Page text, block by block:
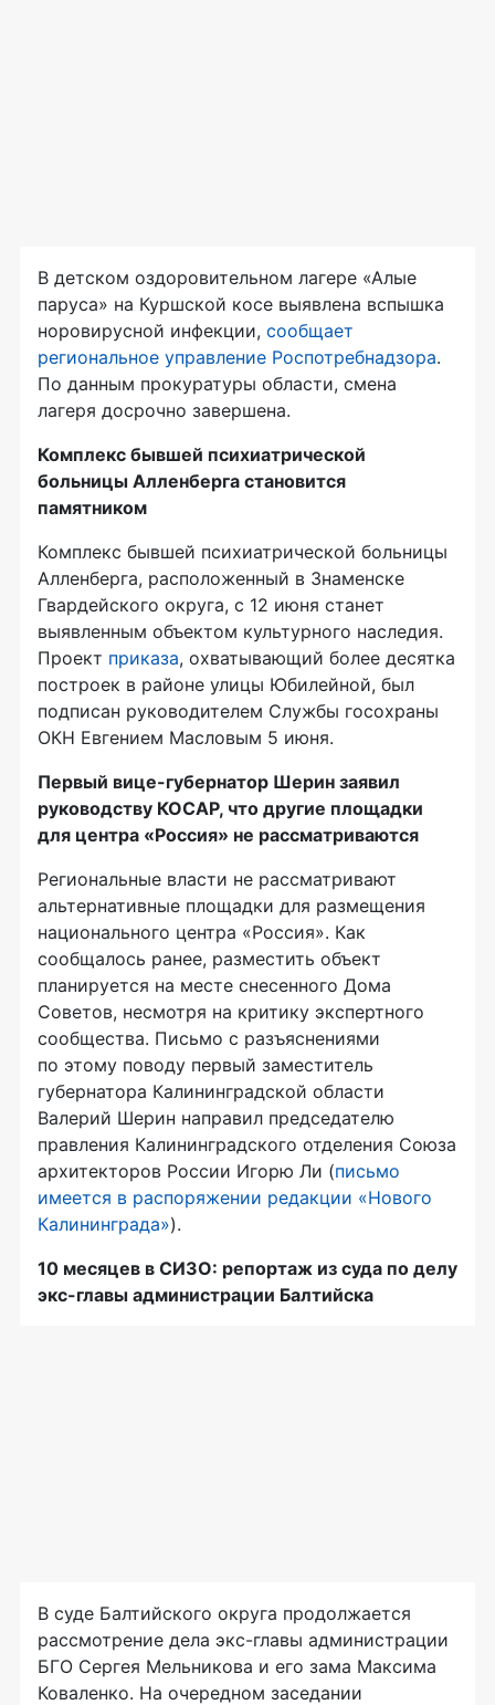
В детском оздоровительном лагере «Алые
паруса» на Куршской косе выявлена вспышка
норовирусной инфекции, сообщает
региональное управление Роспотребнадзора.
По данным прокуратуры области, смена
лагеря досрочно завершена.
Комплекс бывшей психиатрической
больницы Алленберга становится
памятником
Комплекс бывшей психиатрической больницы
Алленберга, расположенный в Знаменске
Гвардейского округа, с 12 июня станет
выявленным объектом культурного наследия.
Проект приказа, охватывающий более десятка
построек в районе улицы Юбилейной, был
подписан руководителем Службы госохраны
ОКН Евгением Масловым 5 июня.
Первый вице-губернатор Шерин заявил
руководству КОСАР, что другие площадки
для центра «Россия» не рассматриваются
Региональные власти не рассматривают
альтернативные площадки для размещения
национального центра «Россия». Как
сообщалось ранее, разместить объект
планируется на месте снесенного Дома
Советов, несмотря на критику экспертного
сообщества. Письмо с разъяснениями
по этому поводу первый заместитель
губернатора Калининградской области
Валерий Шерин направил председателю
правления Калининградского отделения Союза
архитекторов России Игорю Ли (письмо
имеется в распоряжении редакции «Нового
Калининграда»).
10 месяцев в СИЗО: репортаж из суда по делу
экс-главы администрации Балтийска
В суде Балтийского округа продолжается
рассмотрение дела экс-главы администрации
БГО Сергея Мельникова и его зама Максима
Коваленко. На очередном заседании